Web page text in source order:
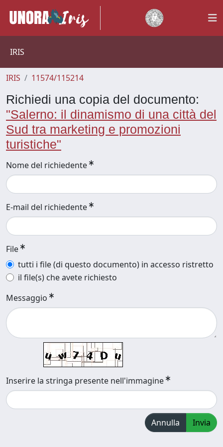
IRIS
IRIS 11574/115214
Richiedi una copia del documento:
"Salerno: il dinamismo di una città del
Sud tra marketing e promozioni
turistiche"
Nome del richiedente
E-mail del richiedente
File
tutti i file (di questo documento) in accesso ristretto
il file(s) che avete richiesto
Messaggio
Inserire la stringa presente nell'immagine
Annulla Invia